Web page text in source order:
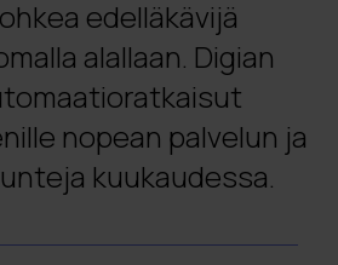
edelläkävijä
alallaan. Digian
nopean palvelun ja
kuukaudessa.